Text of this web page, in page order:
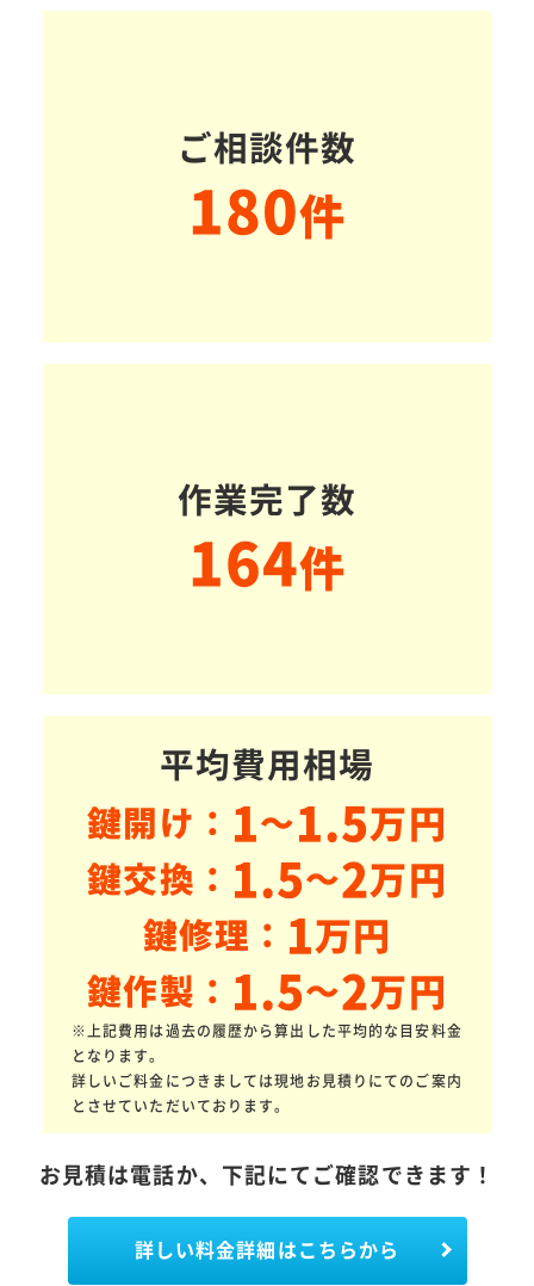
ご相談件数
180件
作業完了数
164件
平均費用相場
鍵開け： 1～1.5万円
鍵交換： 1.5～2万円
鍵修理： 1万円
鍵作製： 1.5～2万円
※上記費用は過去の履歴から算出した平均的な目安料金
となります。
詳しいご料金につきましては現地お見積りにてのご案内
とさせていただいております。
お見積は電話か、下記にてご確認できます！
詳しい料金詳細はこちらから